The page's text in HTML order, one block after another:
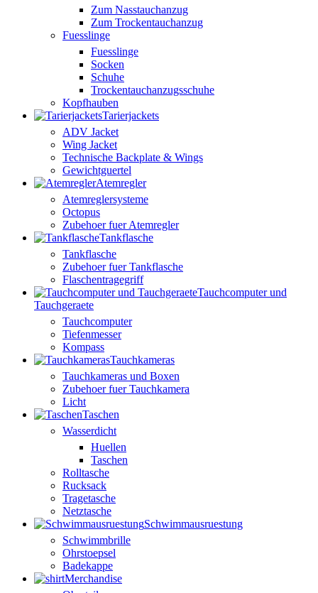
Zum Nasstauchanzug
Zum Trockentauchanzug
Fuesslinge
Fuesslinge
Socken
Schuhe
Trockentauchanzugsschuhe
Kopfhauben
Tarierjackets
ADV Jacket
Wing Jacket
Technische Backplate & Wings
Gewichtguertel
Atemregler
Atemreglersysteme
Octopus
Zubehoer fuer Atemregler
Tankflasche
Tankflasche
Zubehoer fuer Tankflasche
Flaschentragegriff
Tauchcomputer und
Tauchgeraete
Tauchcomputer
Tiefenmesser
Kompass
Tauchkameras
Tauchkameras und Boxen
Zubehoer fuer Tauchkamera
Licht
Taschen
Wasserdicht
Huellen
Taschen
Rolltasche
Rucksack
Tragetasche
Netztasche
Schwimmausruestung
Schwimmbrille
Ohrstoepsel
Badekappe
Merchandise